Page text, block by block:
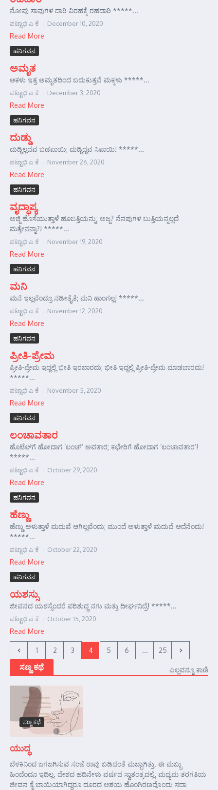
ನೋವು ಸಾವುಗಳ ದಾರಿ ವಿರಹಕ್ಕೆ ರಹದಾರಿ *****...
ಪಟ್ಟಾಭಿ ಎ ಕೆ December 10, 2020
Read More
ಹನಿಗವನ
ಅಮೃತ
ಆಕಳು ಇತ್ತ ಅಮೃತದಿಂದ ಬದುಕುತ್ತವೆ ಮಕ್ಕಳು *****...
ಪಟ್ಟಾಭಿ ಎ ಕೆ December 3, 2020
Read More
ಹನಿಗವನ
ದುಡ್ಡು
ದುಡ್ಡಿಲ್ಲದವ ಬಡಪಾಯಿ; ದುಡ್ಡಿದ್ದವ ಸಿಪಾಯಿ! *****...
ಪಟ್ಟಾಭಿ ಎ ಕೆ November 26, 2020
Read More
ಹನಿಗವನ
ವೃದ್ಧಾಪ್ಯ
ಅಜ್ಜಿ ಹೊಸೆಯುತ್ತಾಳೆ ಹೂಬತ್ತಿಯನ್ನು; ಅಜ್ಜ? ನೆನಪುಗಳ ಬುತ್ತಿಯನ್ನಲ್ಲದೆ
ಮತ್ತೇನನ್ನಾ?! *****...
ಪಟ್ಟಾಭಿ ಎ ಕೆ November 19, 2020
Read More
ಹನಿಗವನ
ಮನಿ
ಮನೆ ಇಲ್ಲವೆಂದ್ರೂ ನಡೀತೈತೆ; ಮನಿ ಹಾಂಗಲ್ಲ! *****...
ಪಟ್ಟಾಭಿ ಎ ಕೆ November 12, 2020
Read More
ಹನಿಗವನ
ಪ್ರೀತಿ-ಪ್ರೇಮ
ಪ್ರೀತಿ-ಪ್ರೇಮ ಇದ್ದಲ್ಲಿ ಭೀತಿ ಇರಬಾರದು; ಭೀತಿ ಇದ್ದಲ್ಲಿ ಪ್ರೀತಿ-ಪ್ರೇಮ ಮಾಡಬಾರದು!
*****...
ಪಟ್ಟಾಭಿ ಎ ಕೆ November 5, 2020
Read More
ಹನಿಗವನ
ಲಂಚಾವತಾರ
ಹೊಟೆಲ್‌ಗೆ ಹೋದಾಗ ‘ಲಂಚ್’ ಅವತಾರ; ಕಛೇರಿಗೆ ಹೋದಾಗ ‘ಲಂಚಾವತಾರ’!
*****...
ಪಟ್ಟಾಭಿ ಎ ಕೆ October 29, 2020
Read More
ಹನಿಗವನ
ಹೆಣ್ಣು
ಹೆಣ್ಣು ಅಳುತ್ತಾಳೆ ಮದುವೆ ಆಗಿಲ್ಲವೆಂದು; ಮುಂದೆ ಅಳುತ್ತಾಳೆ ಮದುವೆ ಆದೆನೆಂದು!
*****...
ಪಟ್ಟಾಭಿ ಎ ಕೆ October 22, 2020
Read More
ಹನಿಗವನ
ಯಶಸ್ಸು
ಜೀವನದ ಯಶಸ್ಸೆಂದರೆ ಪರಿಶುದ್ಧ ನಗು ಮತ್ತು ದೀರ್ಘನಿದ್ರೆ! *****...
ಪಟ್ಟಾಭಿ ಎ ಕೆ October 15, 2020
Read More
1 2 3 4 5 6 ... 25
ಸಣ್ಣ ಕಥೆ ಎಲ್ಲವನ್ನೂ ಕಾಣಿ
ಸಣ್ಣ ಕಥೆ
ಯುದ್ಧ
ಬೆಳಕಿನಿಂದ ಜಗಜಗಿಸುವ ಸಂಜೆ ರಾವು ಬಡಿದಂತೆ ಮಬ್ಬಾಗಿತ್ತು. ಈ ಮಬ್ಬು
ಹಿಂದೆಂದೂ ಇದಿಲ್ಲ. ದೇಶದ ಹದಿನೇಳು ವರ್ಷದ ಸ್ವಾತಂತ್ರದಲ್ಲಿ, ಮಧ್ಯಮ ತರಗತಿಯ
ಜೀವನ ಕೈ ಬಾಯಿಯಾಗಿದ್ದರೂ ದೂರದ ಆಶಯ ಹೊಂಗಿರಣವೊಂದು ಸದಾ